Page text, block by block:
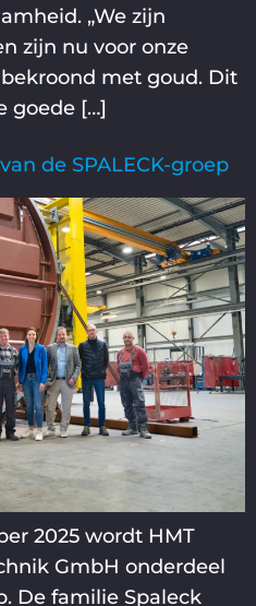
„We zijn
zijn nu voor onze
met goud. Dit
goede […]
de SPALECK-groep
2025 wordt HMT
GmbH onderdeel
De familie Spaleck